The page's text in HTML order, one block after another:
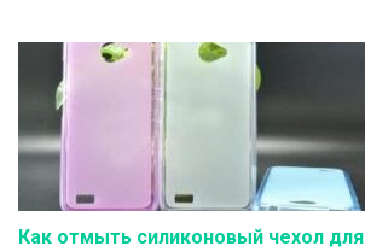
Как отмыть силиконовый чехол для